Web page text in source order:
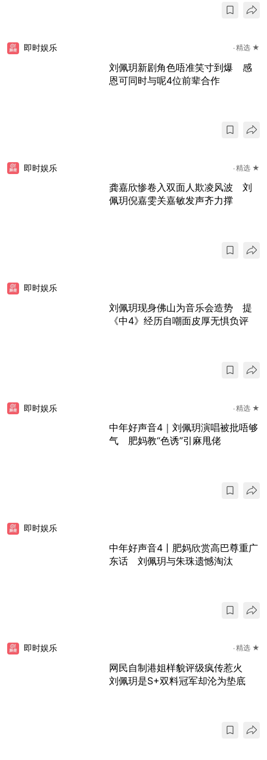
即时娱乐 精选 ★
刘佩玥新剧角色唔准笑寸到爆 感
恩可同时与呢4位前辈合作
即时娱乐 精选 ★
龚嘉欣惨卷入双面人欺凌风波 刘
佩玥倪嘉雯关嘉敏发声齐力撑
即时娱乐
刘佩玥现身佛山为音乐会造势 提
《中4》经历自嘲面皮厚无惧负评
即时娱乐 精选 ★
中年好声音4｜刘佩玥演唱被批唔够
气 肥妈教“色诱”引麻甩佬
即时娱乐
中年好声音4丨肥妈欣赏高巴尊重广
东话 刘佩玥与朱珠遗憾淘汰
即时娱乐 精选 ★
网民自制港姐样貌评级疯传惹火
刘佩玥是S+双料冠军却沦为垫底